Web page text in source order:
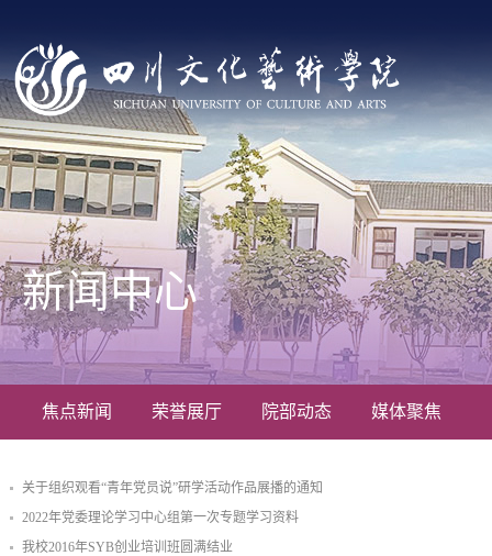
焦点新闻 荣誉展厅 院部动态 媒体聚焦
新闻中心
关于组织观看“青年党员说”研学活动作品展播的通知
2022年党委理论学习中心组第一次专题学习资料
我校2016年SYB创业培训班圆满结业